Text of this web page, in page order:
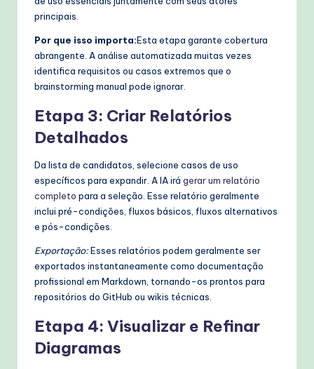
principais.
Por que isso importa:Esta etapa garante cobertura
abrangente. A análise automatizada muitas vezes
identifica requisitos ou casos extremos que o
brainstorming manual pode ignorar.
Etapa 3: Criar Relatórios
Detalhados
Da lista de candidatos, selecione casos de uso
específicos para expandir. A IA irá gerar um relatório
completo para a seleção. Esse relatório geralmente
inclui pré-condições, fluxos básicos, fluxos alternativos
e pós-condições.
Exportação:Esses relatórios podem geralmente ser
exportados instantaneamente como documentação
profissional em Markdown, tornando-os prontos para
repositórios do GitHub ou wikis técnicas.
Etapa 4: Visualizar e Refinar
Diagramas